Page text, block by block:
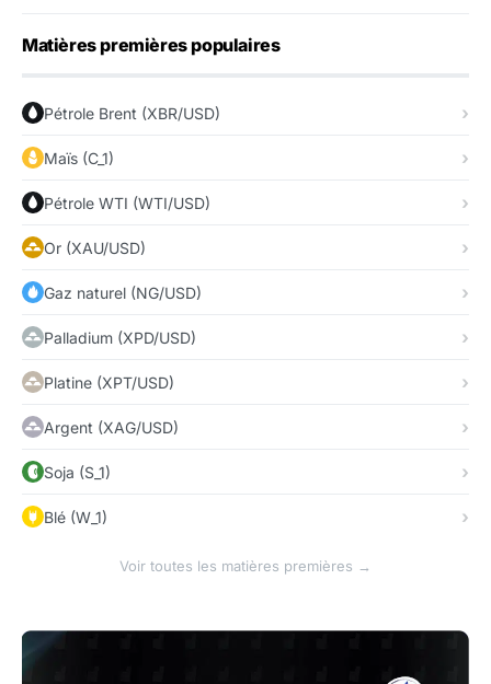
Matières premières populaires
Pétrole Brent (XBR/USD)
Maïs (C_1)
Pétrole WTI (WTI/USD)
Or (XAU/USD)
Gaz naturel (NG/USD)
Palladium (XPD/USD)
Platine (XPT/USD)
Argent (XAG/USD)
Soja (S_1)
Blé (W_1)
Voir toutes les matières premières →